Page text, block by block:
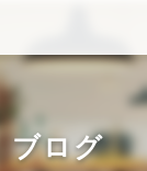
ブログ